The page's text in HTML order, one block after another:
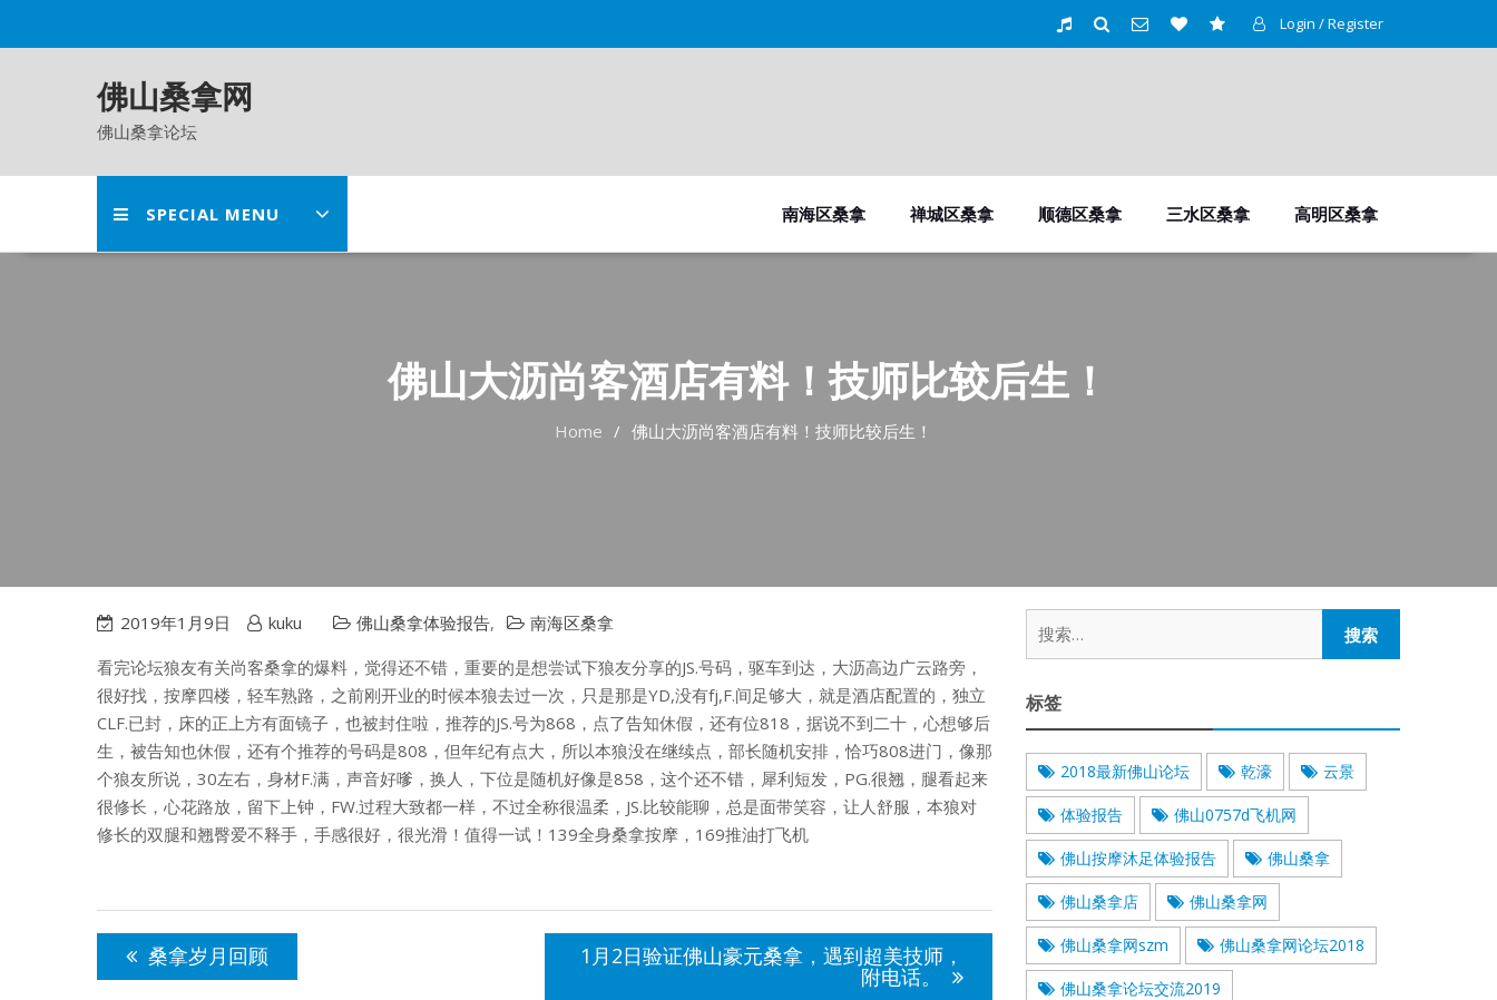
Login / Register
佛山桑拿网
佛山桑拿论坛
SPECIAL MENU 南海区桑拿 禅城区桑拿 顺德区桑拿 三水区桑拿 高明区桑拿
佛山大沥尚客酒店有料！技师比较后生！
Home 佛山大沥尚客酒店有料！技师比较后生！
2019年1月9日 kuku 佛山桑拿体验报告,
南海区桑拿
看完论坛狼友有关尚客桑拿的爆料，觉得还不错，重要的是想尝试下狼友分享的JS.号码，驱车到达，大沥高边广云路旁，
很好找，按摩四楼，轻车熟路，之前刚开业的时候本狼去过一次，只是那是YD,没有fj,F.间足够大，就是酒店配置的，独立
CLF.已封，床的正上方有面镜子，也被封住啦，推荐的JS.号为868，点了告知休假，还有位818，据说不到二十，心想够后
生，被告知也休假，还有个推荐的号码是808，但年纪有点大，所以本狼没在继续点，部长随机安排，恰巧808进门，像那
个狼友所说，30左右，身材F.满，声音好嗲，换人，下位是随机好像是858，这个还不错，犀利短发，PG.很翘，腿看起来
很修长，心花路放，留下上钟，FW.过程大致都一样，不过全称很温柔，JS.比较能聊，总是面带笑容，让人舒服，本狼对
修长的双腿和翘臀爱不释手，手感很好，很光滑！值得一试！139全身桑拿按摩，169推油打飞机
文
导
桑拿岁月回顾 1月2日验证佛山豪元桑拿，遇到超美技师，
附电话。
标签
2018最新佛山论坛 乾濠 云景
体验报告 佛山0757d飞机网
佛山按摩沐足体验报告 佛山桑拿
佛山桑拿店 佛山桑拿网
佛山桑拿网szm 佛山桑拿网论坛2018
佛山桑拿论坛交流2019